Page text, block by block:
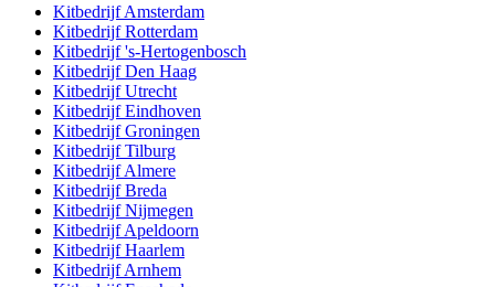
KitbedrijfAmsterdam
KitbedrijfRotterdam
Kitbedrijf's-Hertogenbosch
KitbedrijfDen Haag
KitbedrijfUtrecht
KitbedrijfEindhoven
KitbedrijfGroningen
KitbedrijfTilburg
KitbedrijfAlmere
KitbedrijfBreda
KitbedrijfNijmegen
KitbedrijfApeldoorn
KitbedrijfHaarlem
KitbedrijfArnhem